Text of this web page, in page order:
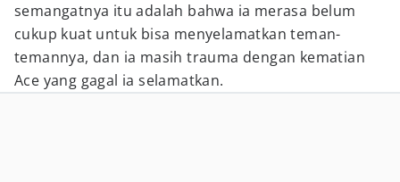
semangatnya itu adalah bahwa ia merasa belum
cukup kuat untuk bisa menyelamatkan teman-
temannya, dan ia masih trauma dengan kematian
Ace yang gagal ia selamatkan.